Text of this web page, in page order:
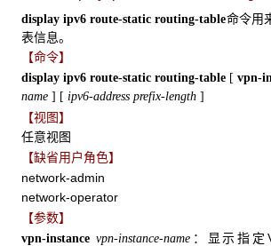
display ipv6 route-static routing-table命令用
表信息。
【命令】
display ipv6 route-static routing-table [ vpn-
name ] [ ipv6-address prefix-length ]
【视图】
任意视图
【缺省用户角色】
network-admin
network-operator
【参数】
vpn-instance vpn-instance-name：显示指定